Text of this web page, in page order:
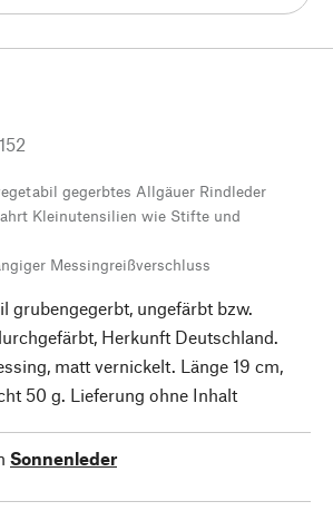
gegerbtes Allgäuer Rindleder
Kleinutensilien wie Stifte und
Messingreißverschluss
grubengegerbt, ungefärbt bzw.
Herkunft Deutschland.
matt vernickelt. Länge 19 cm,
50 g. Lieferung ohne Inhalt
Sonnenleder